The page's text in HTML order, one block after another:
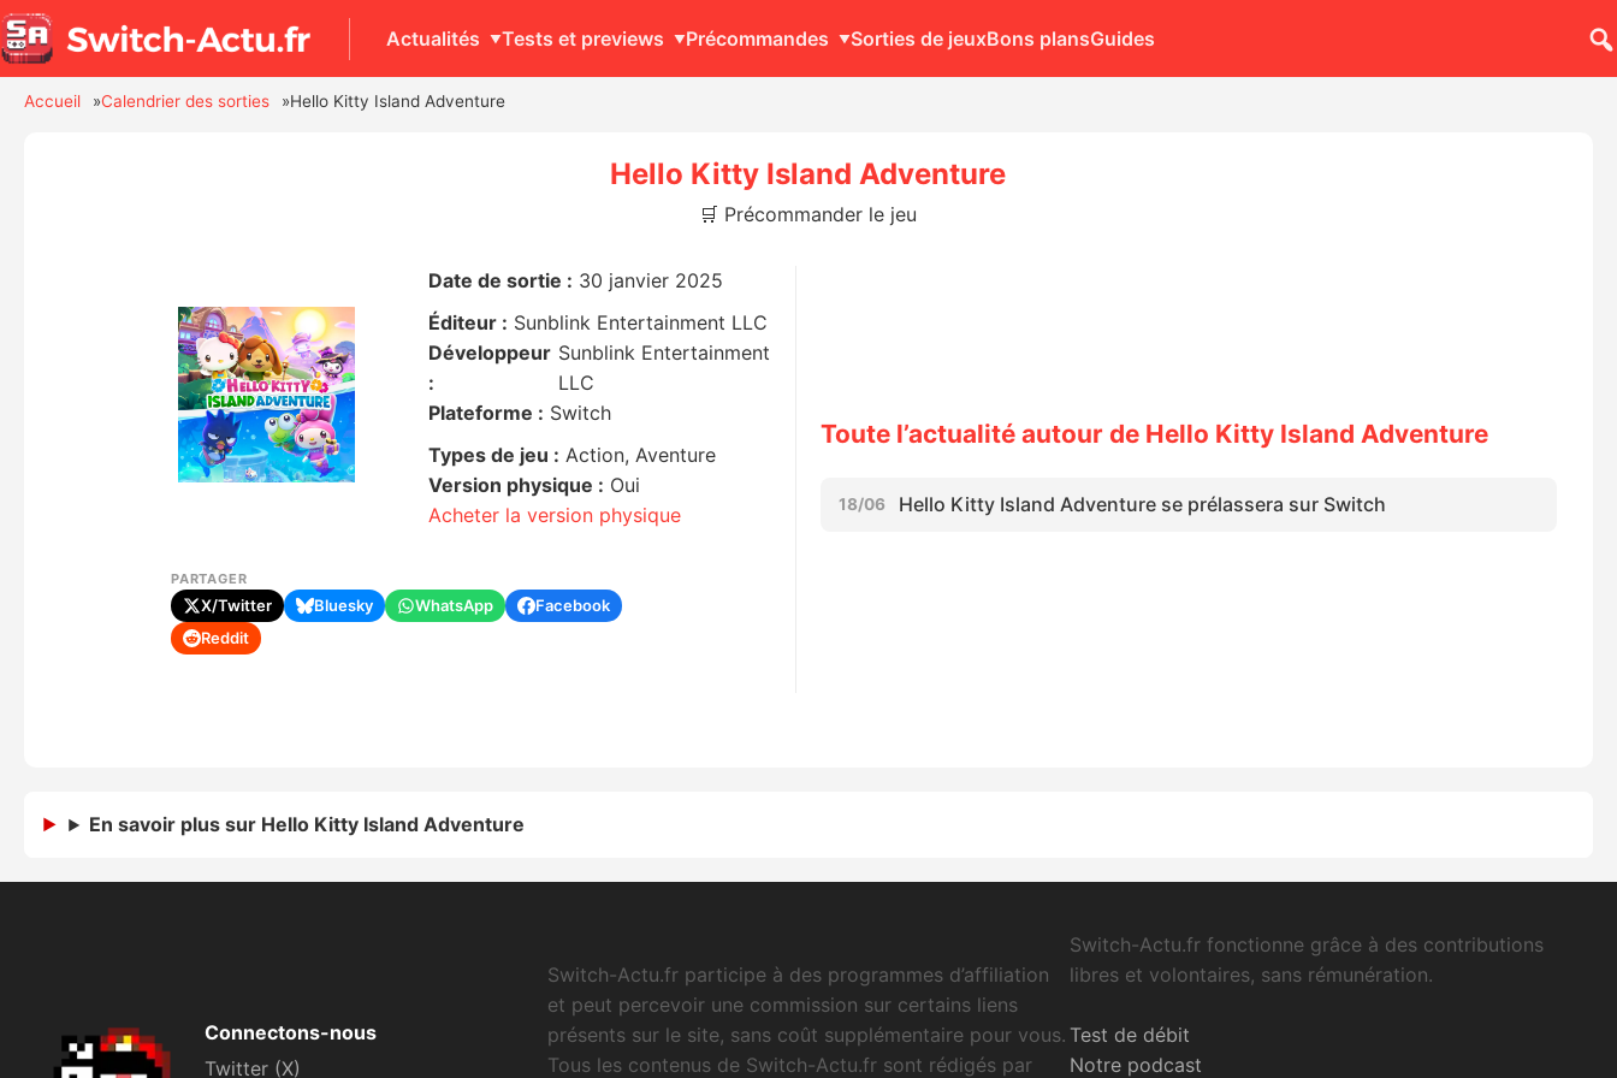
Actualités Tests et previews Précommandes Sorties de jeuxBons plansGuides
Accueil Calendrier des sorties Hello Kitty Island Adventure
Hello Kitty Island Adventure
🛒 Précommander le jeu
Date de sortie : 30 janvier 2025
Éditeur : Sunblink Entertainment LLC
Développeur
:
Sunblink Entertainment
LLC
Plateforme : Switch
Types de jeu : Action, Aventure
Version physique : Oui
Acheter la version physique
PARTAGER
X/Twitter Bluesky WhatsApp
Facebook
Reddit
Toute l’actualité autour de Hello Kitty Island Adventure
18/06 Hello Kitty Island Adventure se prélassera sur Switch
En savoir plus sur Hello Kitty Island Adventure
Connectons-nous
Twitter (X)
Switch-Actu.fr participe à des programmes d’affiliation
et peut percevoir une commission sur certains liens
présents sur le site, sans coût supplémentaire pour vous.
Tous les contenus de Switch-Actu.fr sont rédigés par
Switch-Actu.fr fonctionne grâce à des contributions
libres et volontaires, sans rémunération.
Test de débit
Notre podcast